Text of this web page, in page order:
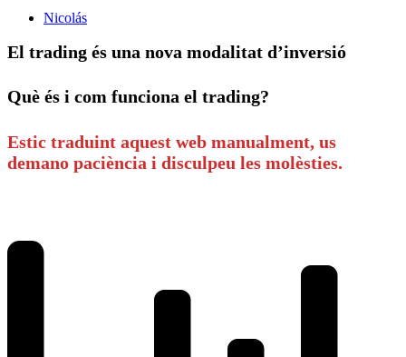
Nicolás
El trading és una nova modalitat d’inversió
Què és i com funciona el trading?
Estic traduint aquest web manualment, us
demano paciència i disculpeu les molèsties.